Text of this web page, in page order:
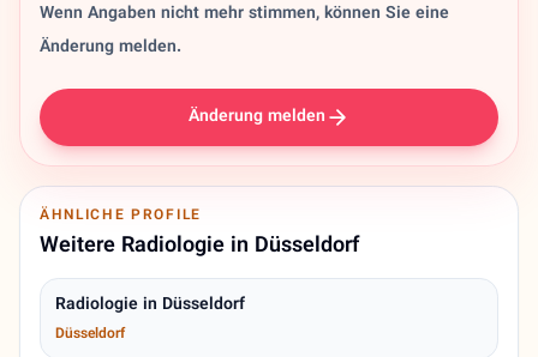
Wenn Angaben nicht mehr stimmen, können Sie eine
Änderung melden.
Änderung melden
ÄHNLICHE PROFILE
Weitere Radiologie in Düsseldorf
Radiologie in Düsseldorf
Düsseldorf